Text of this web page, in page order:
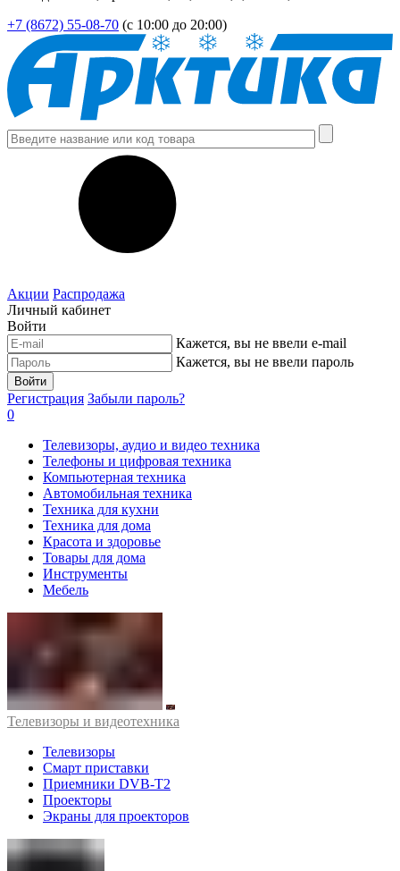
+7 (8672) 55-08-70 (с 10:00 до 20:00)
Акции Распродажа
Личный кабинет
Войти
Кажется, вы не ввели e-mail
Кажется, вы не ввели пароль
Войти
Регистрация Забыли пароль?
0
Телевизоры, аудио и видео техника
Телефоны и цифровая техника
Компьютерная техника
Автомобильная техника
Техника для кухни
Техника для дома
Красота и здоровье
Товары для дома
Инструменты
Мебель
Телевизоры и видеотехника
Телевизоры
Смарт приставки
Приемники DVB-T2
Проекторы
Экраны для проекторов